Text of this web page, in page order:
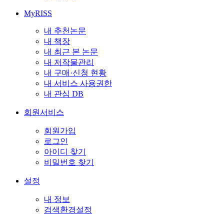
MyRISS
내 추천논문
내 책장
내 최근 본 논문
내 저작물관리
내 구매·신청 현황
내 서비스 사용권한
내 관심 DB
회원서비스
회원가입
로그인
아이디 찾기
비밀번호 찾기
설정
내 정보
검색환경설정